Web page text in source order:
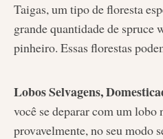
Taigas, um tipo de floresta
grande quantidade de spruce
pinheiro. Essas florestas
Lobos Selvagens,
você se deparar com um lobo
provavelmente, no seu modo